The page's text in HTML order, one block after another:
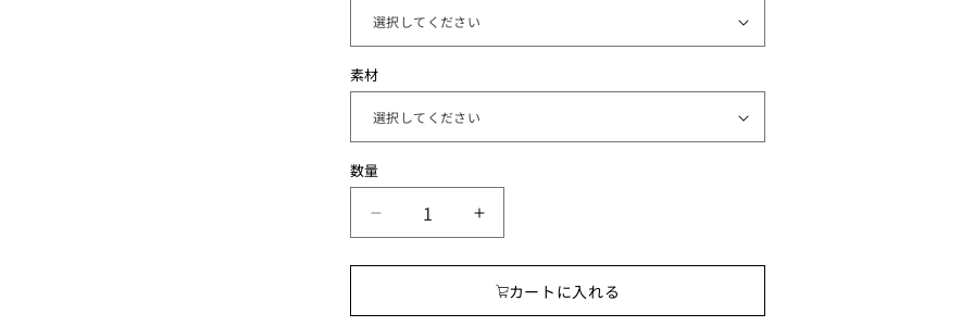
素材
数
数量
cocoro
ロ
cocoro
ロ
カートに入れる